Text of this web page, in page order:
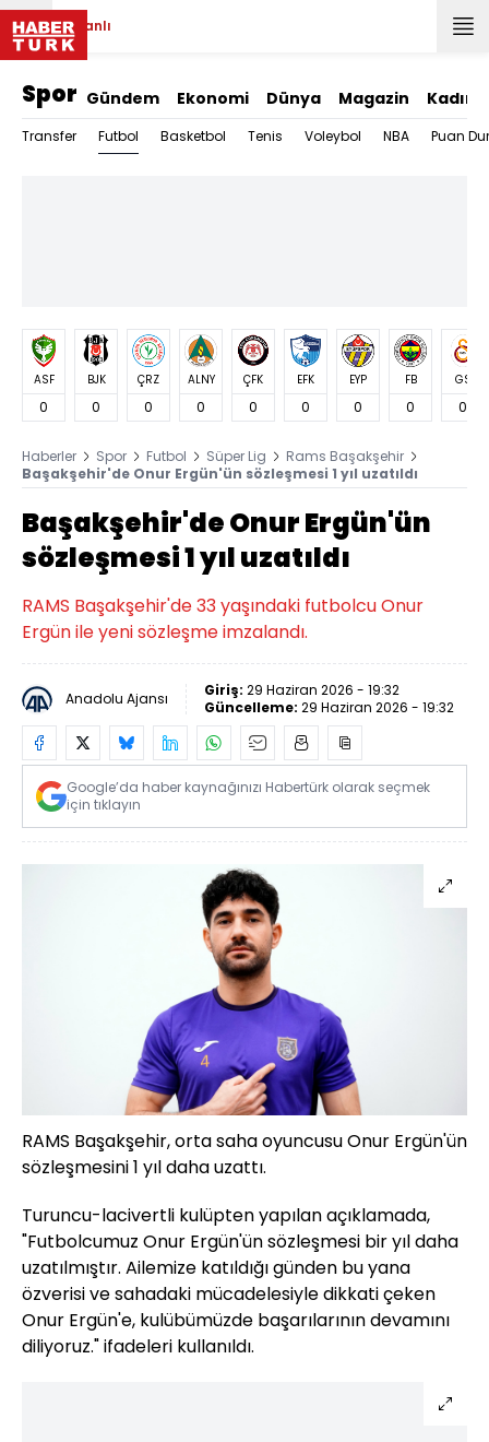
Canlı
Spor Gündem Ekonomi Dünya Magazin Kadın
Transfer Futbol Basketbol Tenis Voleybol NBA Puan
ASF
0
BJK
0
ÇRZ
0
ALNY
0
ÇFK
0
EFK
0
EYP
0
FB
0
GS
0
Haberler Spor Futbol Süper Lig
Rams Başakşehir
Başakşehir'de Onur Ergün'ün sözleşmesi 1 yıl uzatıldı
Başakşehir'de Onur Ergün'ün
sözleşmesi 1 yıl uzatıldı
RAMS Başakşehir'de 33 yaşındaki futbolcu Onur
Ergün ile yeni sözleşme imzalandı.
Anadolu Ajansı Giriş: 29 Haziran 2026 - 19:32
Güncelleme: 29 Haziran 2026 - 19:32
Google’da haber kaynağınızı Habertürk olarak seçmek
için tıklayın
RAMS Başakşehir, orta saha oyuncusu Onur Ergün'ün
sözleşmesini 1 yıl daha uzattı.
Turuncu-lacivertli kulüpten yapılan açıklamada,
"Futbolcumuz Onur Ergün'ün sözleşmesi bir yıl daha
uzatılmıştır. Ailemize katıldığı günden bu yana
özverisi ve sahadaki mücadelesiyle dikkati çeken
Onur Ergün'e, kulübümüzde başarılarının devamını
diliyoruz." ifadeleri kullanıldı.